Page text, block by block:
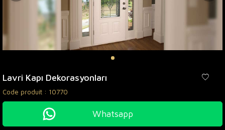
Lavri Kapı Dekorasyonları
Code produit : 10770
Whatsapp